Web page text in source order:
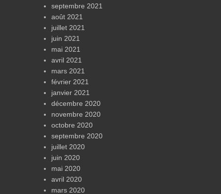
septembre 2021
août 2021
juillet 2021
juin 2021
mai 2021
avril 2021
mars 2021
février 2021
janvier 2021
décembre 2020
novembre 2020
octobre 2020
septembre 2020
juillet 2020
juin 2020
mai 2020
avril 2020
mars 2020